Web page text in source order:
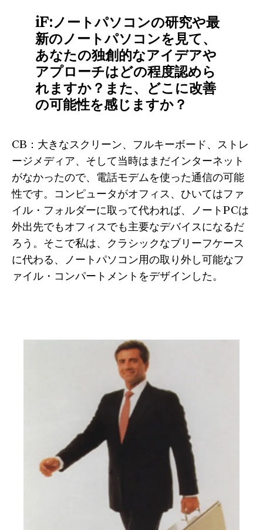
iF:ノートパソコンの研究や最
新のノートパソコンを見て、
あなたの独創的なアイデアや
アプローチはどの程度認めら
れますか？また、どこに改善
の可能性を感じますか？
CB：大きなスクリーン、フルキーボード、ストレ
ージメディア、そして当時はまだインターネット
がなかったので、電話モデムを使った通信の可能
性です。コンピュータがオフィス、ひいてはファ
イル・フォルダーに取って代われば、ノートPCは
外出先でもオフィスでも主要なデバイスになるだ
ろう。そこで私は、クラシックなブリーフケース
に代わる、ノートパソコン用の取り外し可能なフ
ァイル・コンパートメントをデザインした。